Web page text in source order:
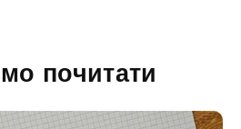
почитати